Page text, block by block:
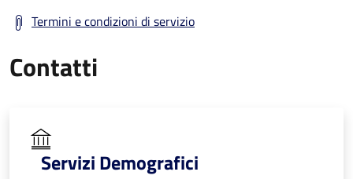
Termini e condizioni di servizio
Contatti
Servizi Demografici